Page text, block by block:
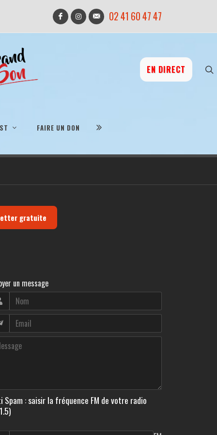
02 41 60 47 47
EN DIRECT
FAIRE UN DON
gratuite
un message
Spam : saisir la fréquence FM de votre radio